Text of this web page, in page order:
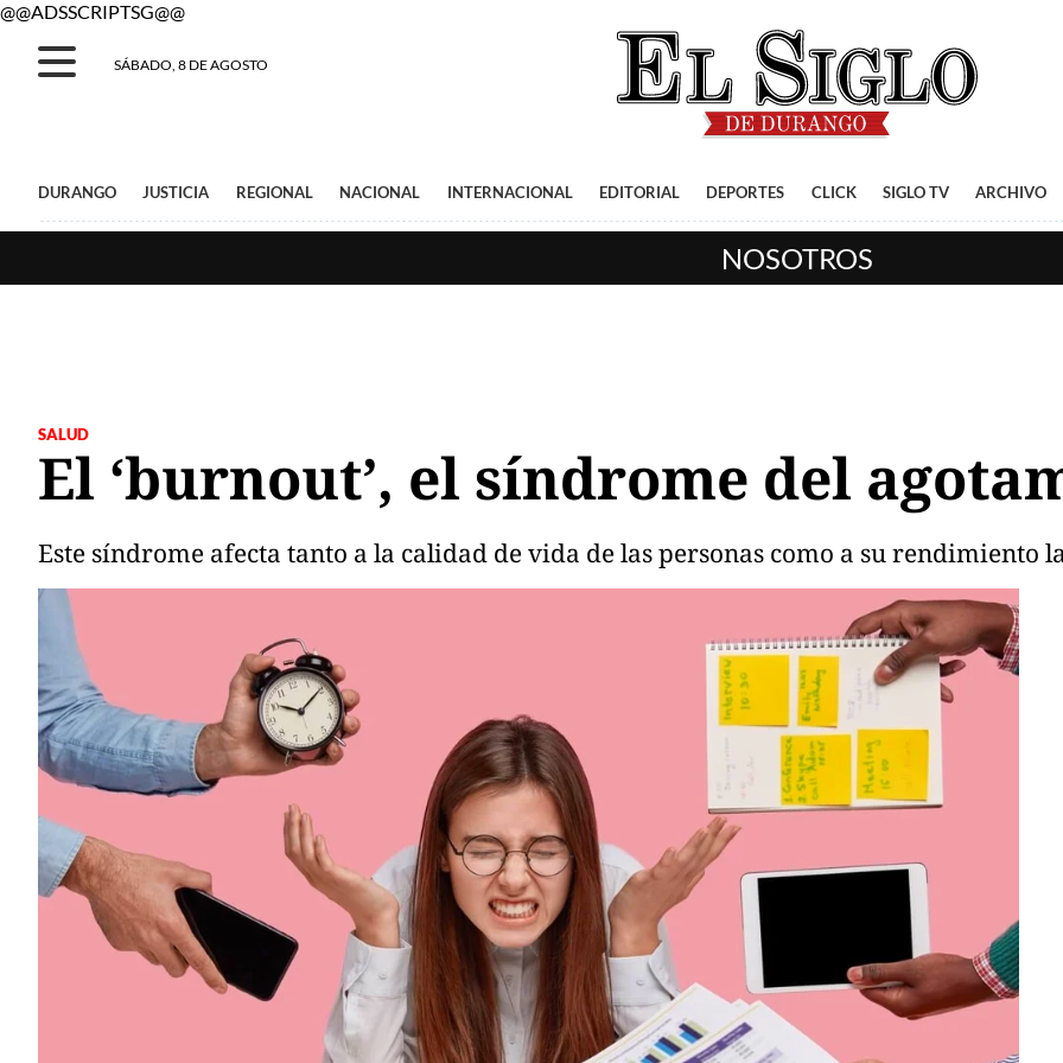
@@ADSSCRIPTSG@@
SÁBADO, 8 DE AGOSTO
DURANGO JUSTICIA REGIONAL NACIONAL INTERNACIONAL EDITORIAL DEPORTES CLICK SIGLO TV ARCHIVO
NOSOTROS
SALUD
El ‘burnout’, el síndrome del
Este síndrome afecta tanto a la calidad de vida de las personas como a su rendimiento